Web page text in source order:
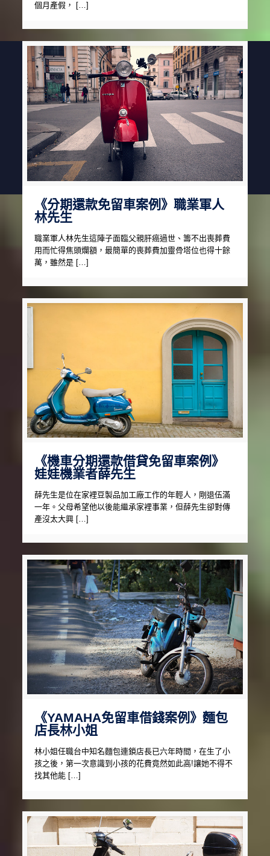
個月產假， […]
《分期還款免留車案例》職業軍人
林先生
職業軍人林先生這陣子面臨父親肝癌過世、籌不出喪葬費
用而忙得焦頭爛額，最簡單的喪葬費加靈骨塔位也得十餘
萬，雖然是 […]
《機車分期還款借貸免留車案例》
娃娃機業者薛先生
薛先生是位在家裡豆製品加工廠工作的年輕人，剛退伍滿
一年。父母希望他以後能繼承家裡事業，但薛先生卻對傳
產沒太大興 […]
《YAMAHA免留車借錢案例》麵包
店長林小姐
林小姐任職台中知名麵包連鎖店長已六年時間，在生了小
孩之後，第一次意識到小孩的花費竟然如此高!讓她不得不
找其他能 […]